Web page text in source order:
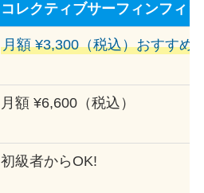
コレクティブサーフィンフィ
月額 ¥3,300（税込）おすすめ
月額 ¥6,600（税込）
初級者からOK!